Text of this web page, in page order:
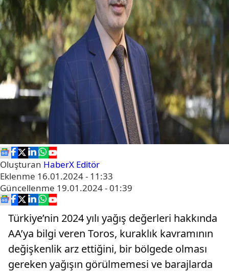
Oluşturan HaberX Editör
Eklenme 16.01.2024 - 11:33
Güncellenme 19.01.2024 - 01:39
Türkiye’nin 2024 yılı yağış değerleri hakkında
AA’ya bilgi veren Toros, kuraklık kavramının
değişkenlik arz ettiğini, bir bölgede olması
gereken yağışın görülmemesi ve barajlarda